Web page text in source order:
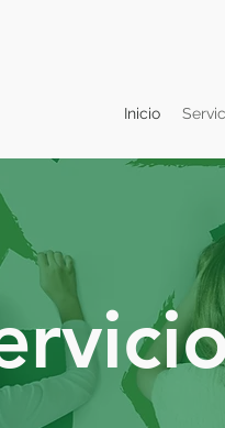
Inicio